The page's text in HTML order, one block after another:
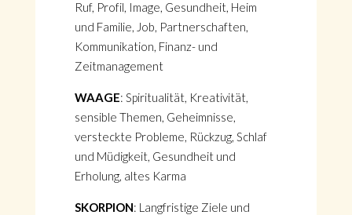
Ruf, Profil, Image, Gesundheit, Heim
und Familie, Job, Partnerschaften,
Kommunikation, Finanz- und
Zeitmanagement
WAAGE: Spiritualität, Kreativität,
sensible Themen, Geheimnisse,
versteckte Probleme, Rückzug, Schlaf
und Müdigkeit, Gesundheit und
Erholung, altes Karma
SKORPION: Langfristige Ziele und